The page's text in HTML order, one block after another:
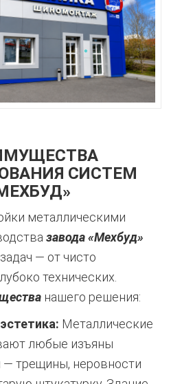
СИСТЕМ
металлическими
завода «Мехбуд»
— от чисто
технических.
нашего решения:
Металлические
любые изъяны
— трещины, неровности